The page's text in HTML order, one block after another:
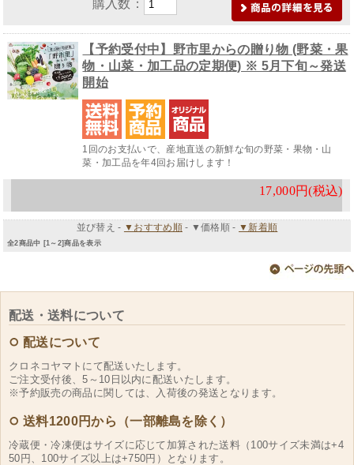
購入数：
【予約受付中】野市里からの贈り物 (野菜・果
物・山菜・加工品の定期便) ※ 5月下旬～発送
開始
1回のお支払いで、産地直送の新鮮な旬の野菜・果物・山
菜・加工品を年4回お届けします！
17,000円(税込)
並び替え - ▼おすすめ順- ▼価格順 - ▼新着順
全2商品中 [1～2]商品を表示
配送・送料について
配送について
クロネコヤマトにて配送いたします。
ご注文受付後、5～10日以内に配送いたします。
※予約販売の商品に関しては、入荷後の発送となります。
送料1200円から（一部離島を除く）
冷蔵便・冷凍便はサイズに応じて加算された送料（100サイズ未満は+4
50円、100サイズ以上は+750円）となります。